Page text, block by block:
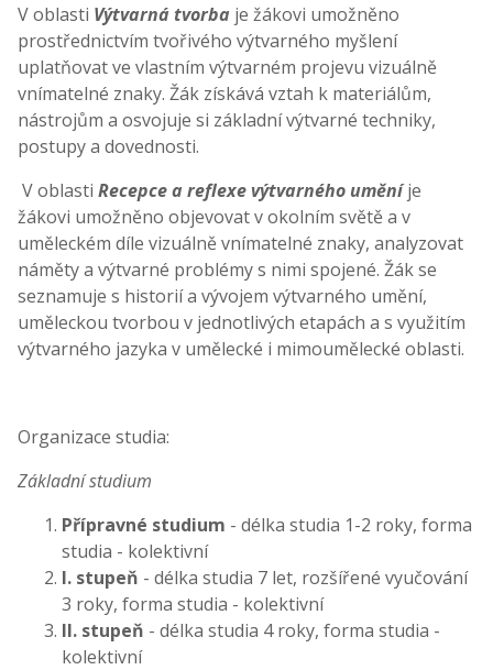
V oblasti Výtvarná tvorba je žákovi umožněno
prostřednictvím tvořivého výtvarného myšlení
uplatňovat ve vlastním výtvarném projevu vizuálně
vnímatelné znaky. Žák získává vztah k materiálům,
nástrojům a osvojuje si základní výtvarné techniky,
postupy a dovednosti.
V oblasti Recepce a reflexe výtvarného uměníje
žákovi umožněno objevovat v okolním světě a v
uměleckém díle vizuálně vnímatelné znaky, analyzovat
náměty a výtvarné problémy s nimi spojené. Žák se
seznamuje s historií a vývojem výtvarného umění,
uměleckou tvorbou v jednotlivých etapách a s využitím
výtvarného jazyka v umělecké i mimoumělecké oblasti.
Organizace studia:
Základní studium
Přípravné studium - délka studia 1-2 roky, forma
studia - kolektivní
I. stupeň - délka studia 7 let, rozšířené vyučování
3 roky, forma studia - kolektivní
II. stupeň - délka studia 4 roky, forma studia -
kolektivní